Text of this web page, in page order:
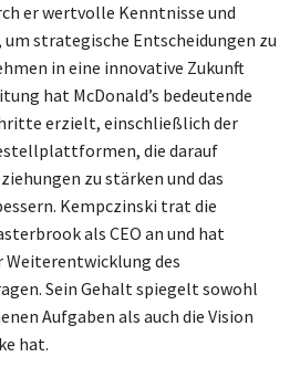
er wertvolle Kenntnisse und
strategische Entscheidungen zu
in eine innovative Zukunft
hat McDonald’s bedeutende
erzielt, einschließlich der
die darauf
zu stärken und das
Kempczinski trat die
als CEO an und hat
des
Sein Gehalt spiegelt sowohl
Aufgaben als auch die Vision
hat.